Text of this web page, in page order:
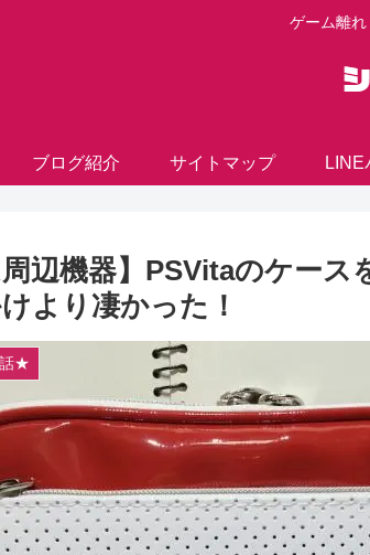
ゲーム離
ブログ紹介 サイトマップ LINE
周辺機器】PSVitaのケース
より凄かった！
★